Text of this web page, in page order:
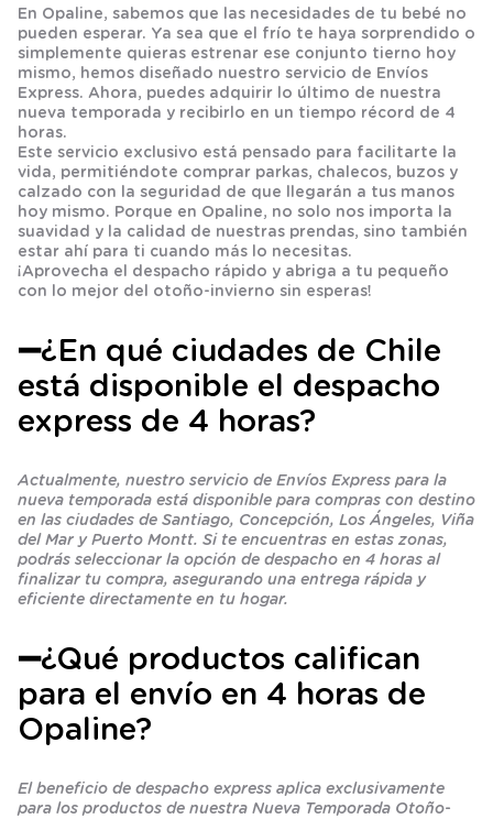
En Opaline, sabemos que las necesidades de tu bebé no
pueden esperar. Ya sea que el frío te haya sorprendido o
simplemente quieras estrenar ese conjunto tierno hoy
mismo, hemos diseñado nuestro servicio de Envíos
Express. Ahora, puedes adquirir lo último de nuestra
nueva temporada y recibirlo en un tiempo récord de 4
horas.
Este servicio exclusivo está pensado para facilitarte la
vida, permitiéndote comprar parkas, chalecos, buzos y
calzado con la seguridad de que llegarán a tus manos
hoy mismo. Porque en Opaline, no solo nos importa la
suavidad y la calidad de nuestras prendas, sino también
estar ahí para ti cuando más lo necesitas.
¡Aprovecha el despacho rápido y abriga a tu pequeño
con lo mejor del otoño-invierno sin esperas!
➖¿En qué ciudades de Chile
está disponible el despacho
express de 4 horas?
Actualmente, nuestro servicio de Envíos Express para la
nueva temporada está disponible para compras con destino
en las ciudades de Santiago, Concepción, Los Ángeles, Viña
del Mar y Puerto Montt. Si te encuentras en estas zonas,
podrás seleccionar la opción de despacho en 4 horas al
finalizar tu compra, asegurando una entrega rápida y
eficiente directamente en tu hogar.
➖¿Qué productos califican
para el envío en 4 horas de
Opaline?
El beneficio de despacho express aplica exclusivamente
para los productos de nuestra Nueva Temporada Otoño-